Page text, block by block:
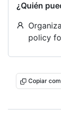
¿Quién
policy
Copiar